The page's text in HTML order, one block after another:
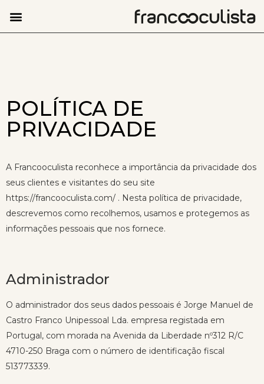
POLÍTICA DE
PRIVACIDADE
A Francooculista reconhece a importância da privacidade dos
seus clientes e visitantes do seu site
https://francooculista.com/ . Nesta política de privacidade,
descrevemos como recolhemos, usamos e protegemos as
informações pessoais que nos fornece.
Administrador
O administrador dos seus dados pessoais é Jorge Manuel de
Castro Franco Unipessoal Lda. empresa registada em
Portugal, com morada na Avenida da Liberdade nº312 R/C
4710-250 Braga com o número de identificação fiscal
513773339.